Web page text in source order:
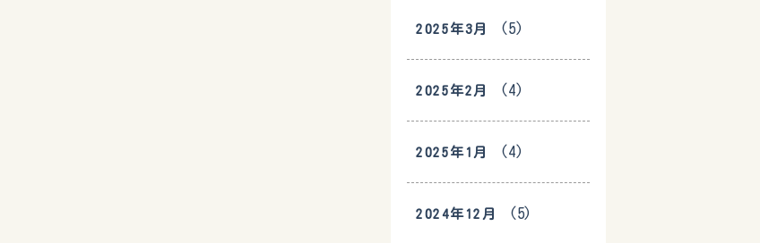
2025年3月 (5)
2025年2月 (4)
2025年1月 (4)
2024年12月 (5)